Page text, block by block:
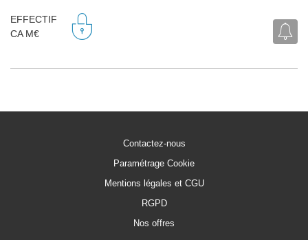
EFFECTIF
CA M€
Contactez-nous
Paramétrage Cookie
Mentions légales et CGU
RGPD
Nos offres